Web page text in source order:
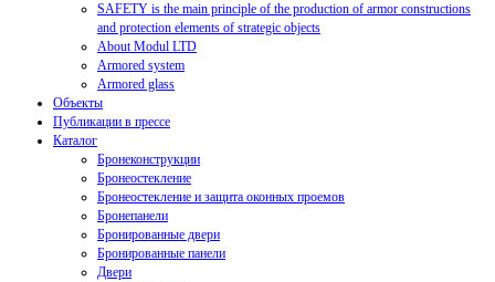
SAFETY is the main principle of the production of armor constructions
and protection elements of strategic objects
About Modul LTD
Armored system
Armored glass
Объекты
Публикации в прессе
Каталог
Бронеконструкции
Бронеостекление
Бронеостекление и защита оконных проемов
Бронепанели
Бронированные двери
Бронированные панели
Двери